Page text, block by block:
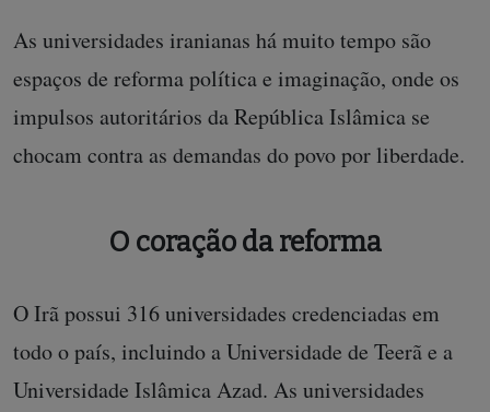
As universidades iranianas há muito tempo são
espaços de reforma política e imaginação, onde os
impulsos autoritários da República Islâmica se
chocam contra as demandas do povo por liberdade.
O coração da reforma
O Irã possui 316 universidades credenciadas em
todo o país, incluindo a Universidade de Teerã e a
Universidade Islâmica Azad. As universidades